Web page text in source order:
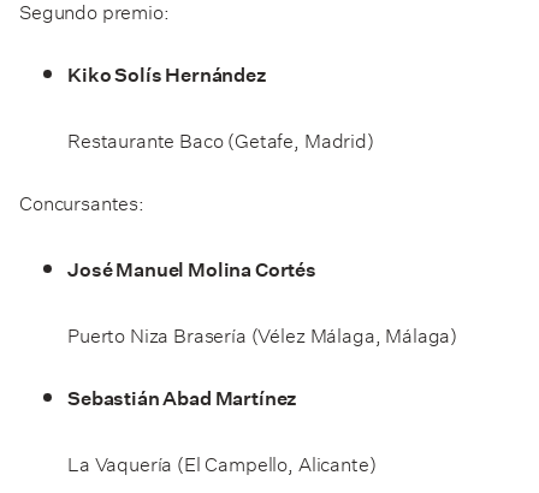
Segundo premio:
Kiko Solís Hernández
Restaurante Baco (Getafe, Madrid)
Concursantes:
José Manuel Molina Cortés
Puerto Niza Brasería (Vélez Málaga, Málaga)
Sebastián Abad Martínez
La Vaquería (El Campello, Alicante)